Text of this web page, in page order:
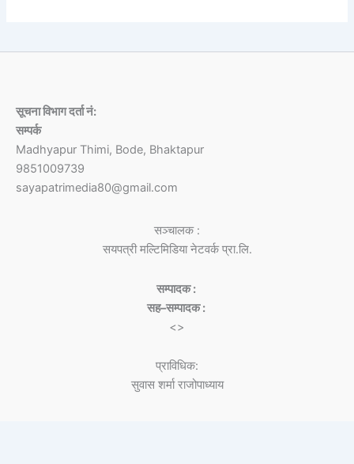
सूचना विभाग दर्ता नं:
सम्पर्क
Madhyapur Thimi, Bode, Bhaktapur
9851009739
sayapatrimedia80@gmail.com
सञ्चालक :
सयपत्री मल्टिमिडिया नेटवर्क प्रा.लि.
सम्पादक :
सह–सम्पादक :
<>
प्राविधिक:
सुवास शर्मा राजोपाध्याय